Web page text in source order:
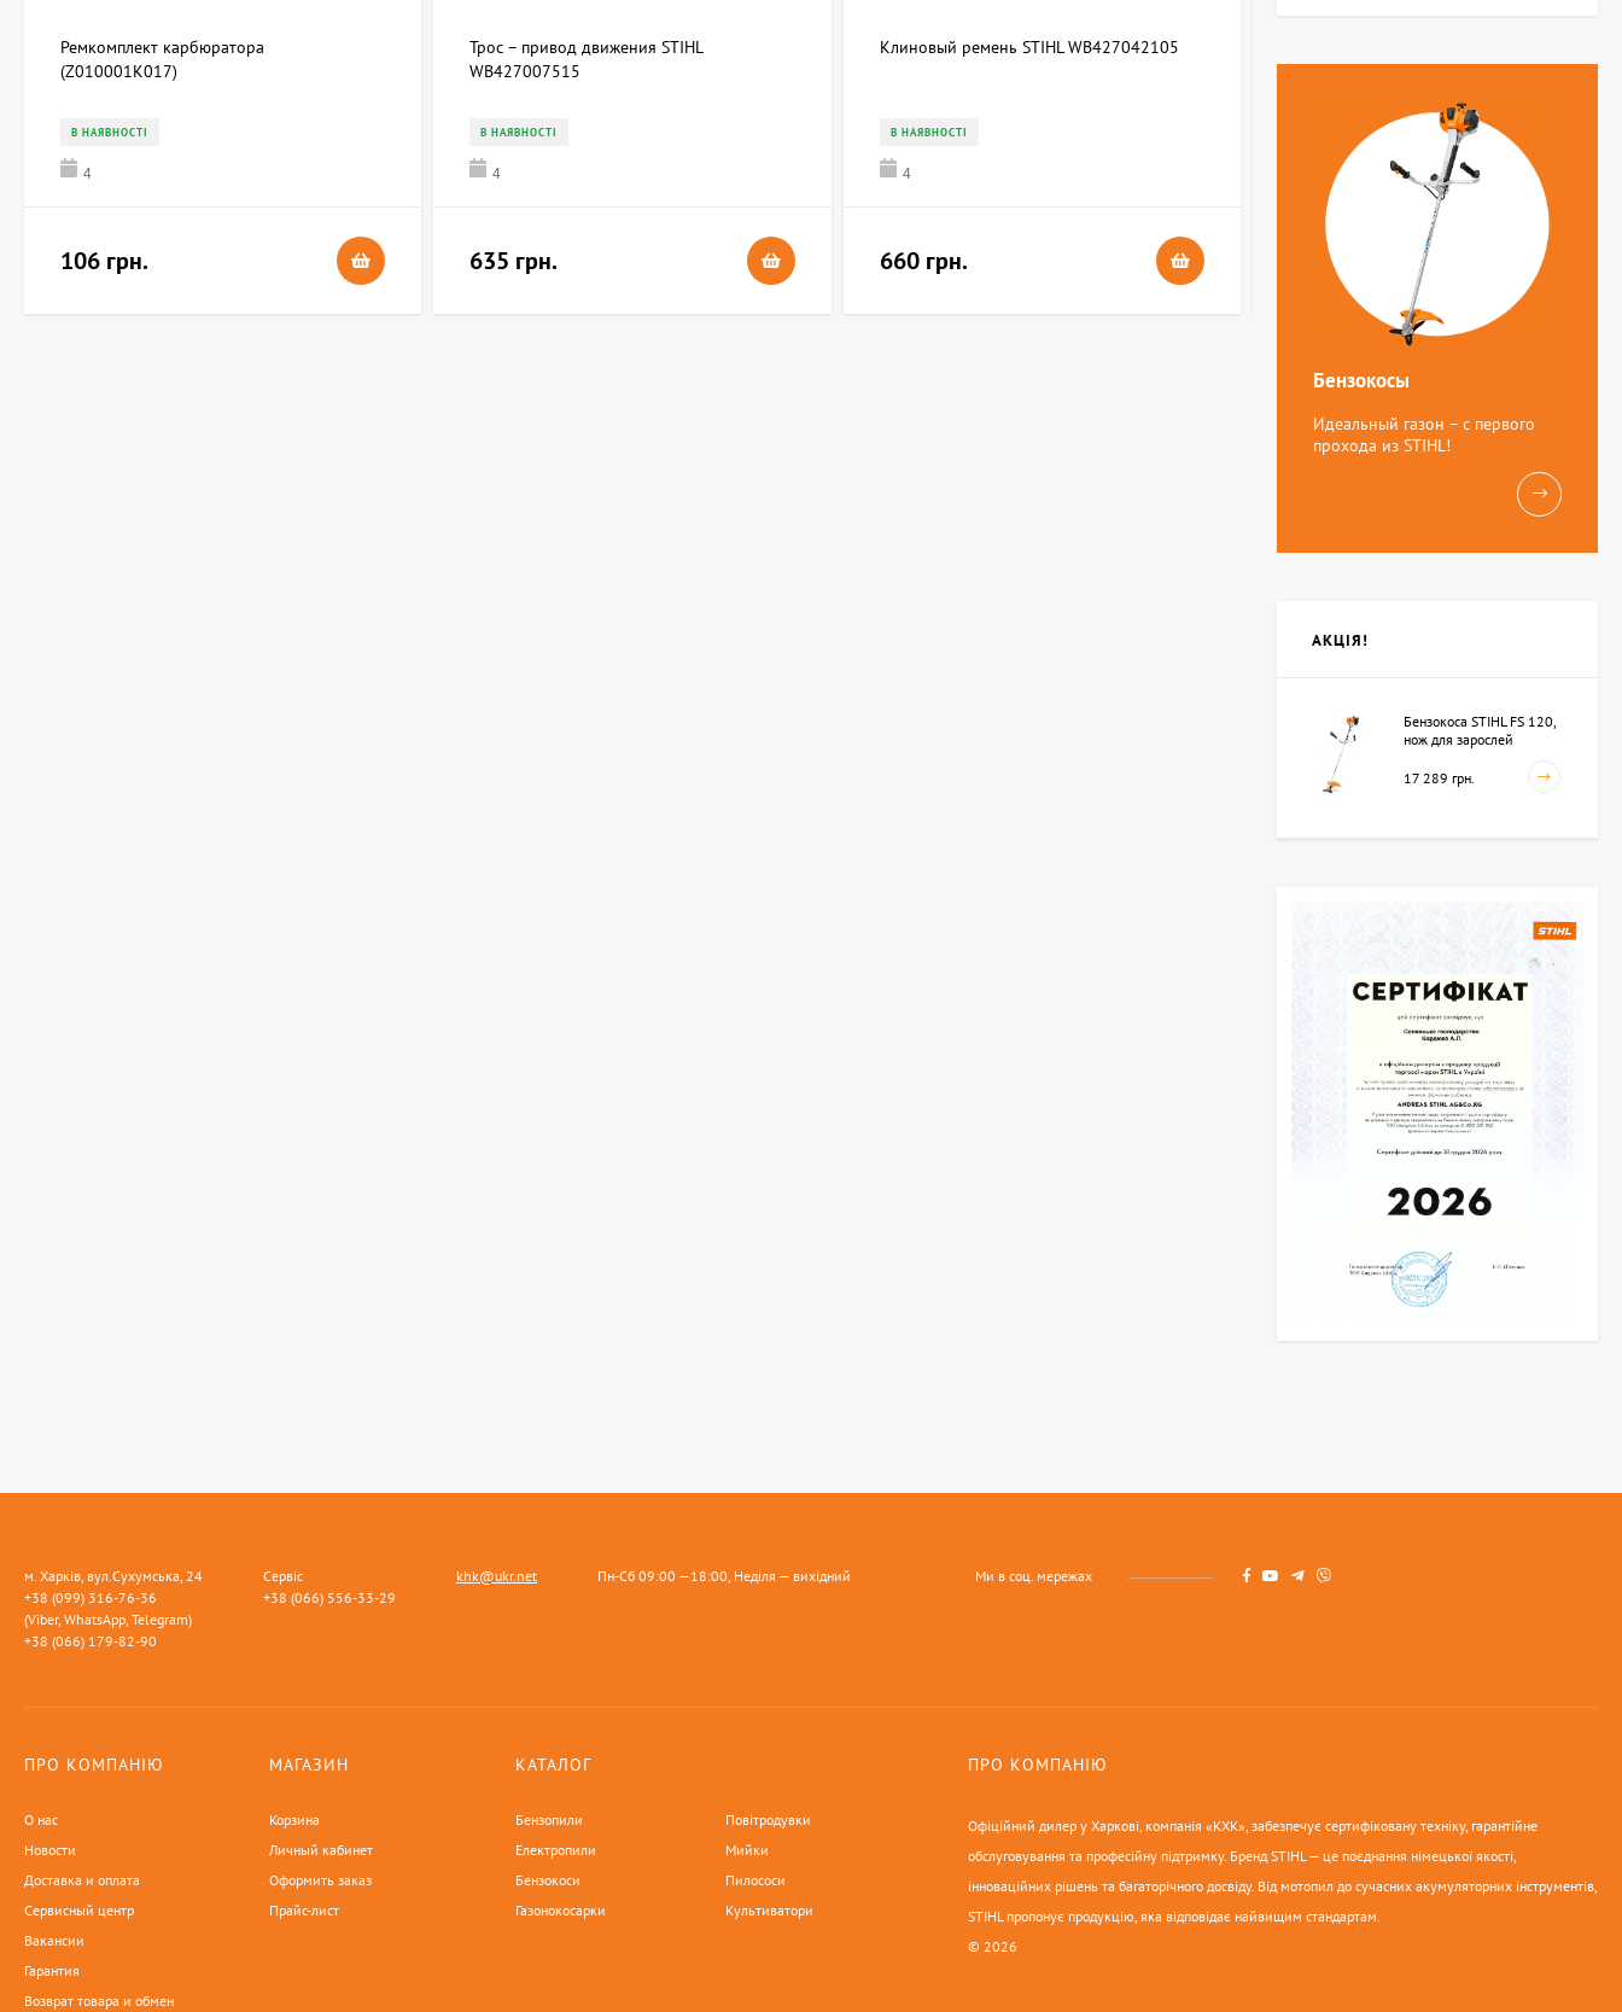
Ремкомплект карбюратора
(Z010001K017)
В НАЯВНОСТІ
4
106 грн.
Трос – привод движения STIHL
WB427007515
В НАЯВНОСТІ
4
635 грн.
Клиновый ремень STIHL WB427042105
В НАЯВНОСТІ
4
660 грн.
В НАЯВНОСТІ
24 грн.
Бензокосы
Идеальный газон – с первого
прохода из STIHL!
АКЦІЯ!
Бензокоса STIHL FS 120,
нож для зарослей
17 289 грн.
м. Харків, вул.Сухумська, 24
+38 (099) 316-76-36
(Viber, WhatsApp, Telegram)
+38 (066) 179-82-90
Сервіс
+38 (066) 556-33-29
khk@ukr.net Пн-Сб 09:00 —18:00, Неділя — вихідний Ми в соц. мережах
ПРО КОМПАНІЮ
О нас
Новости
Доставка и оплата
Сервисный центр
Вакансии
Гарантия
Возврат товара и обмен
МАГАЗИН
Корзина
Личный кабинет
Оформить заказ
Прайс-лист
КАТАЛОГ
Бензопили
Електропили
Бензокоси
Газонокосарки
Повітродувки
Мийки
Пилососи
Культиватори
ПРО КОМПАНІЮ
Офіційний дилер у Харкові, компанія «КХК», забезпечує сертифіковану техніку, гарантійне
обслуговування та професійну підтримку. Бренд STIHL — це поєднання німецької якості,
інноваційних рішень та багаторічного досвіду. Від мотопил до сучасних акумуляторних інструментів,
STIHL пропонує продукцію, яка відповідає найвищим стандартам.
© 2026